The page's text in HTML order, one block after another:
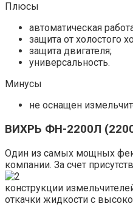
Плюсы
автоматическая
защита от холостого
защита двигателя;
универсальность.
Минусы
не оснащен
ВИХРЬ ФН-2200Л
Один из самых мощных
компании. За счет
конструкции
откачки жидкости с